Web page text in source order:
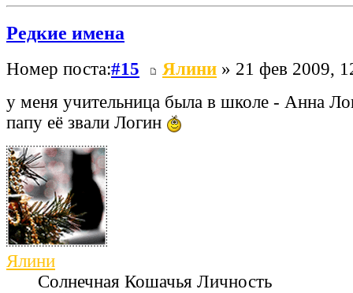
Редкие имена
Номер поста:#15 Ялини » 21 фев 2009,
у меня учительница была в школе - Анна
папу её звали Логин
Ялини
Солнечная Кошачья Личность